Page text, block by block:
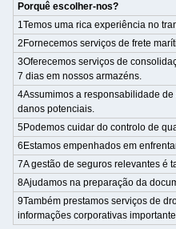
Porquê escolher-nos?
1Temos uma rica experiência no
2Fornecemos serviços de frete
3Oferecemos serviços de
7 dias em nossos armazéns.
4Assumimos a responsabilidade
danos potenciais.
5Podemos cuidar do controlo de
6Estamos empenhados em
7A gestão de seguros relevantes é
8Ajudamos na preparação da
9Também prestamos serviços de
informações corporativas